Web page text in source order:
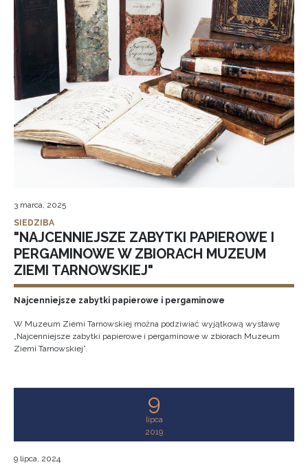
3 marca, 2025
SIEDZIBA
"NAJCENNIEJSZE ZABYTKI PAPIEROWE I
PERGAMINOWE W ZBIORACH MUZEUM
ZIEMI TARNOWSKIEJ"
Najcenniejsze zabytki papierowe i pergaminowe
W Muzeum Ziemi Tarnowskiej można podziwiać wyjątkową wystawę
„Najcenniejsze zabytki papierowe i pergaminowe w zbiorach Muzeum
Ziemi Tarnowskiej”.
9
lipca
2019
9 lipca, 2024